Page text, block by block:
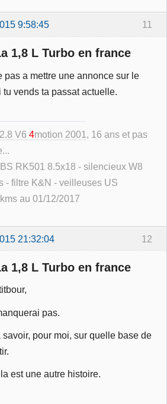
11
9:58:45
1,8 L Turbo en france
pas a mettre une annonce sur le
tu vends ta passat actuelle.
V6 4motion 2001 , 16 ans et pas
RK501 8.5x18 - silencieux W8
- filtre K&N - veilleuses US
au 01/12/2017
12
21:32:04
1,8 L Turbo en france
pas.
savoir, pour moi, sur quelle base de
est une autre histoire.